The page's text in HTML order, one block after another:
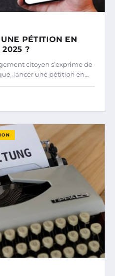
PÉTITION EN
2025 ?
citoyen s’exprime de
lancer une pétition en…